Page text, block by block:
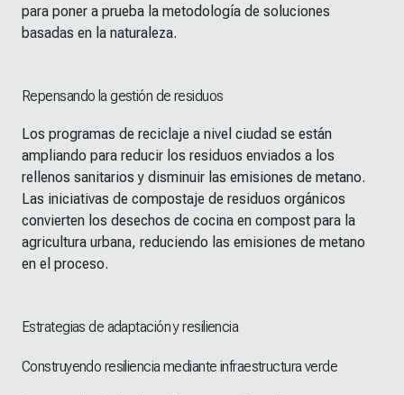
para poner a prueba la metodología de soluciones
basadas en la naturaleza.
Repensando la gestión de residuos
Los programas de reciclaje a nivel ciudad se están
ampliando para reducir los residuos enviados a los
rellenos sanitarios y disminuir las emisiones de metano.
Las iniciativas de compostaje de residuos orgánicos
convierten los desechos de cocina en compost para la
agricultura urbana, reduciendo las emisiones de metano
en el proceso.
Estrategias de adaptación y resiliencia
Construyendo resiliencia mediante infraestructura verde